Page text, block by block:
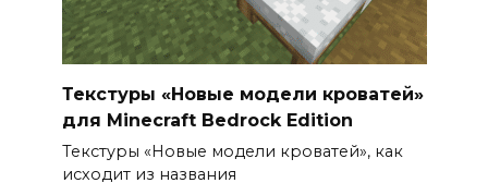
Текстуры «Новые модели кроватей»
для Minecraft Bedrock Edition
Текстуры «Новые модели кроватей», как
исходит из названия